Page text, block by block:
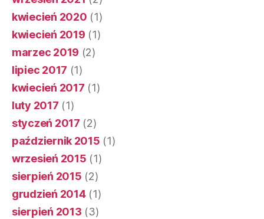
kwiecień 2020 (1)
kwiecień 2019 (1)
marzec 2019 (2)
lipiec 2017 (1)
kwiecień 2017 (1)
luty 2017 (1)
styczeń 2017 (2)
październik 2015 (1)
wrzesień 2015 (1)
sierpień 2015 (2)
grudzień 2014(1)
sierpień 2013 (3)